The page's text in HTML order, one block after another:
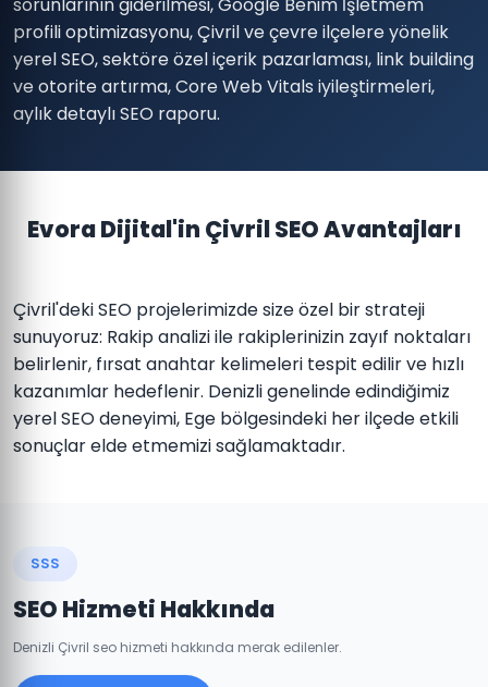
profili optimizasyonu, Çivril ve çevre ilçelere yönelik
yerel SEO, sektöre özel içerik pazarlaması, link building
ve otorite artırma, Core Web Vitals iyileştirmeleri,
aylık detaylı SEO raporu.
Evora Dijital'in Çivril SEO Avantajları
Çivril'deki SEO projelerimizde size özel bir strateji
sunuyoruz: Rakip analizi ile rakiplerinizin zayıf noktaları
belirlenir, fırsat anahtar kelimeleri tespit edilir ve hızlı
kazanımlar hedeflenir. Denizli genelinde edindiğimiz
yerel SEO deneyimi, Ege bölgesindeki her ilçede etkili
sonuçlar elde etmemizi sağlamaktadır.
SSS
SEO Hizmeti Hakkında
Denizli Çivril seo hizmeti hakkında merak edilenler.